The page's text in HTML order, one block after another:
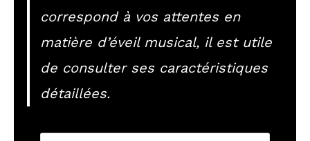
correspond à vos attentes en
matière d’éveil musical, il est utile
de consulter ses caractéristiques
détaillées.